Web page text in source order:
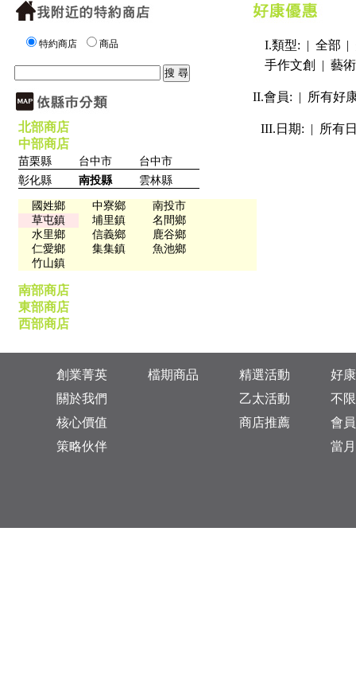
特約商店 商品
北部商店
中部商店
苗栗縣 台中市
台中市
彰化縣
南投縣 雲林縣
國姓鄉 中寮鄉
南投市
草屯鎮
埔里鎮
名間鄉
水里鄉
信義鄉
鹿谷鄉
仁愛鄉
集集鎮
魚池鄉
竹山鎮
南部商店
東部商店
西部商店
I.類型: | 全部 |
手作文創
| 藝
II.會員: | 所有好
III.日期: | 所有
創業菁英
關於我們
核心價值
策略伙伴
檔期商品
精選活動
乙太活動
商店推薦
好
不
會
當